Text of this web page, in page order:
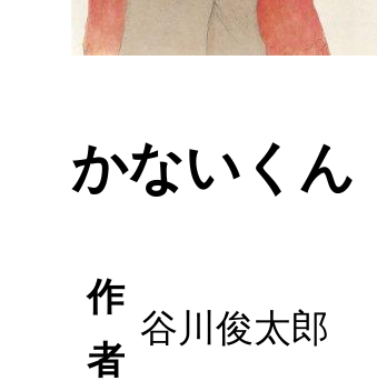
かないくん
作
者
谷川俊太郎